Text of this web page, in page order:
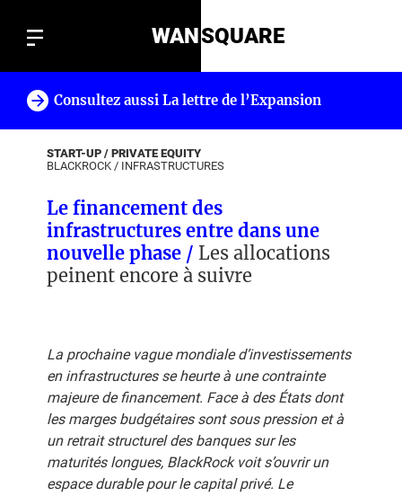
WANSQUARE
Consultez aussi La lettre de l’Expansion
START-UP / PRIVATE EQUITY
BLACKROCK / INFRASTRUCTURES
Le financement des
infrastructures entre dans une
nouvelle phase / Les allocations
peinent encore à suivre
La prochaine vague mondiale d’investissements
en infrastructures se heurte à une contrainte
majeure de financement. Face à des États dont
les marges budgétaires sont sous pression et à
un retrait structurel des banques sur les
maturités longues, BlackRock voit s’ouvrir un
espace durable pour le capital privé. Le